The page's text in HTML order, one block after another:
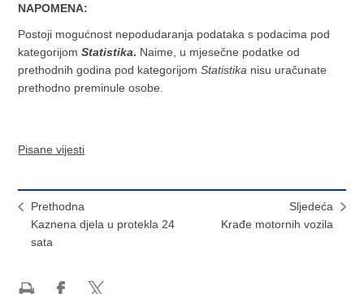
NAPOMENA:
Postoji mogućnost nepodudaranja podataka s podacima pod
kategorijomStatistika. Naime, u mjesečne podatke od
prethodnih godina pod kategorijomStatistika nisu uračunate
prethodno preminule osobe.
Pisane vijesti
Prethodna
Kaznena djela u protekla 24
sata
Sljedeća
Krađe motornih vozila